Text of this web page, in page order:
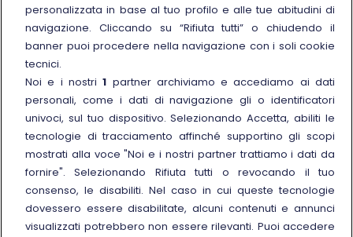
Manuale di Conservazione
Link esterno
Carriere
Link esterno
La Freccia Mag
Link esterno
Noleggia un treno charter
Viaggi di gruppo
Seguici sui social
personalizzata in base al tuo profilo e alle tue abitudini di
navigazione. Cliccando su “Rifiuta tutti” o chiudendo il
banner puoi procedere nella navigazione con i soli cookie
tecnici.
Noi e i nostri1 partner archiviamo e accediamo ai dati
personali, come i dati di navigazione gli o identificatori
univoci, sul tuo dispositivo. Selezionando Accetta, abiliti le
tecnologie di tracciamento affinché supportino gli scopi
mostrati alla voce "Noi e i nostri partner trattiamo i dati da
fornire". Selezionando Rifiuta tutti o revocando il tuo
consenso, le disabiliti. Nel caso in cui queste tecnologie
dovessero essere disabilitate, alcuni contenuti e annunci
visualizzati potrebbero non essere rilevanti. Puoi accedere